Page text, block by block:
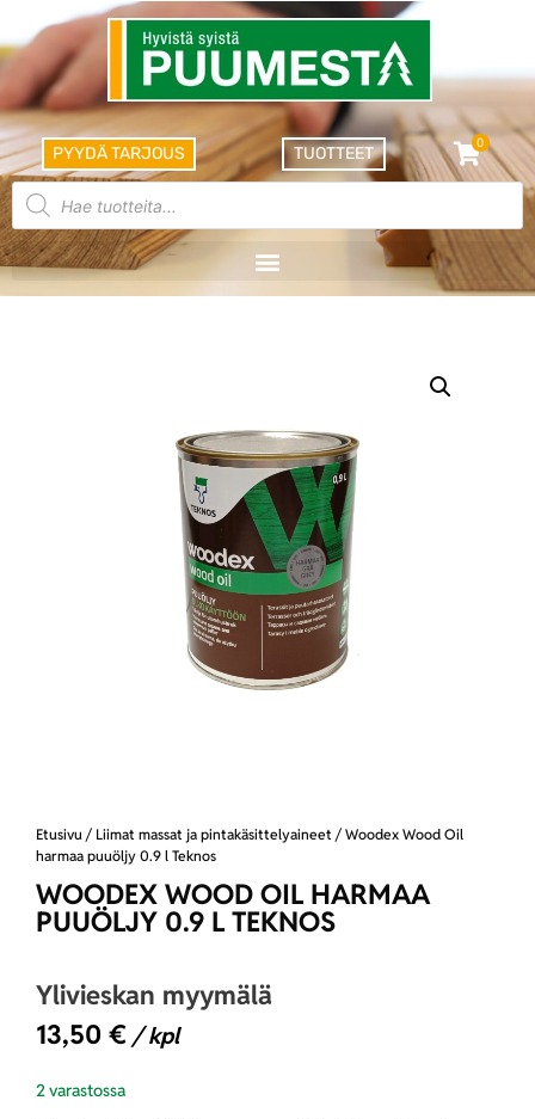
PYYDÄ TARJOUS TUOTTEET
0
Etusivu / Liimat massat ja pintakäsittelyaineet / Woodex Wood Oil
harmaa puuöljy 0.9 l Teknos
WOODEX WOOD OIL HARMAA
PUUÖLJY 0.9 L TEKNOS
Ylivieskan myymälä
13,50 € / kpl
2 varastossa